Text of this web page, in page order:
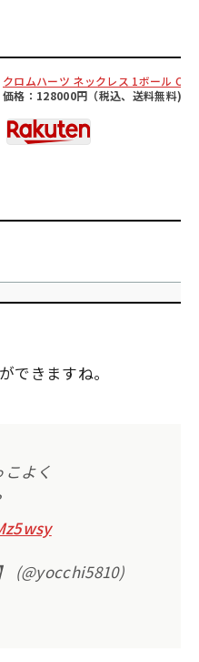
クロムハーツ ネックレス 1ボール
価格：128000円（税込、送料無料)
できますね。
よく
(@yocchi5810)